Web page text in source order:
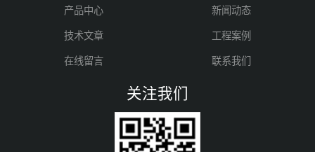
产品中心 新闻动态
技术文章 工程案例
在线留言 联系我们
关注我们